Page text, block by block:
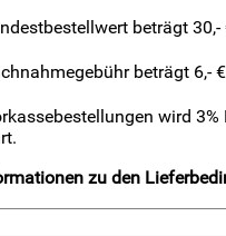
der-
auf Anfrage bedingt
4Monate)
der
beträgt
beträgt 6,-
wird 3%
zu den